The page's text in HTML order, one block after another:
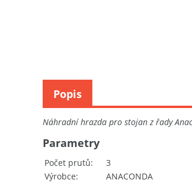
Náhradní hrazda pro stojan z řady
Počet prutů
3
Výrobce
ANACONDA
Parametry
Popis